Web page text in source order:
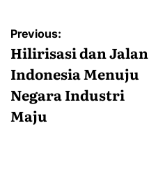
Navigasi
pos
Previous:
Hilirisasi dan Jalan
Indonesia Menuju
Negara Industri
Maju